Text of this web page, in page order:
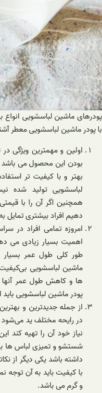
پودرهای ماشین لباسشویی انواع
با پودر ماشین لباسشویی معطر
اولین و مهمترین ویژگی
بودن این محصول می باشد
بهتر و با کیفیت تر
لباسشویی تولید شده
همچنین اگر آن را با قیمتی
دهیم افراد بیشتری تمایل
امروزه تمامی افراد در
اهمیت بسیار زیادی می
طور کلی طول عمر بسیار
ماشین لباسشویی
ها و کاهش طول عمر آنها
پودر ماشین لباسشویی
از جمله جدیدترین و
در رایحه مختلف ید
نیاز خود آن را تهیه کند
شستشو و تمیزی لباس ها
داشته باشد یکی دیگر از
با کیفیت باید به آن
و گرم می باشد.